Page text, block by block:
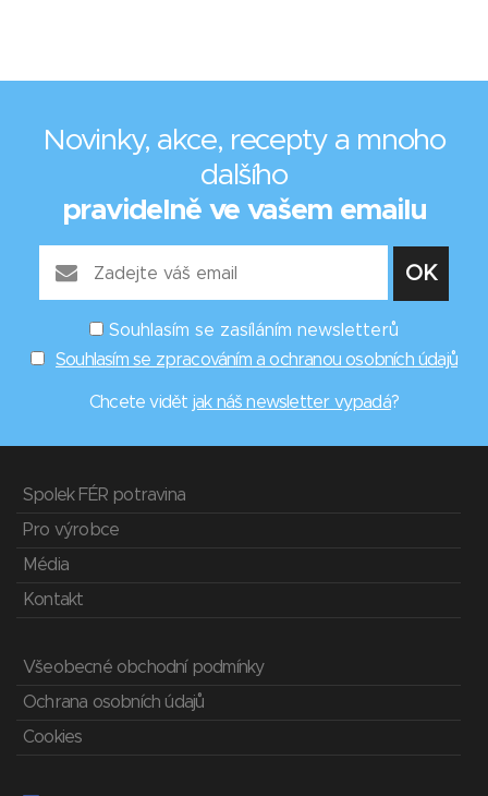
Novinky, akce, recepty a mnoho
dalšího
pravidelně ve vašem emailu
Souhlasím se zasíláním newsletterů
Souhlasím se zpracováním a ochranou osobních údajů
Chcete vidět jak náš newsletter vypadá?
Spolek FÉR potravina
Pro výrobce
Média
Kontakt
Všeobecné obchodní podmínky
Ochrana osobních údajů
Cookies